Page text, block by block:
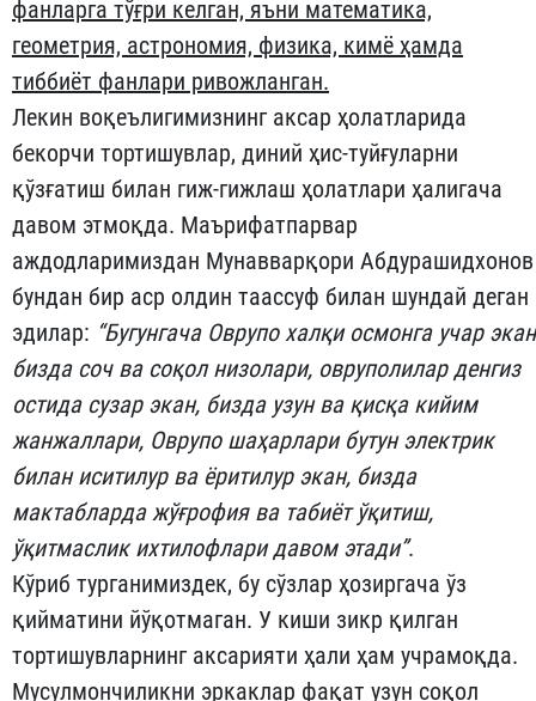
фанларга тўғри келган, яъни математика,
геометрия, астрономия, физика, кимё ҳамда
тиббиёт фанлари ривожланган.
Лекин воқеълигимизнинг аксар ҳолатларида
бекорчи тортишувлар, диний ҳис-туйғуларни
қўзғатиш билан гиж-гижлаш ҳолатлари ҳалигача
давом этмоқда. Маърифатпарвар
аждодларимиздан Мунавварқори Абдурашидхонов
бундан бир аср олдин таассуф билан шундай деган
эдилар: “Бугунгача Оврупо халқи осмонга учар
бизда соч ва соқол низолари, овруполилар денгиз
остида сузар экан, бизда узун ва қисқа кийим
жанжаллари, Оврупо шаҳарлари бутун электрик
билан иситилур ва ёритилур экан, бизда
мактабларда жўғрофия ва табиёт ўқитиш,
ўқитмаслик ихтилофлари давом этади”.
Кўриб турганимиздек, бу сўзлар ҳозиргача ўз
қийматини йўқотмаган. У киши зикр қилган
тортишувларнинг аксарияти ҳали ҳам учрамоқда.
Мусулмончиликни эркаклар фақат узун соқол